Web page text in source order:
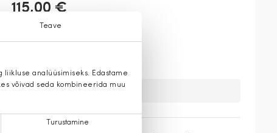
Teave
liikluse analüüsimiseks. Edastame
võivad seda kombineerida muu
Turustamine
115,00 €